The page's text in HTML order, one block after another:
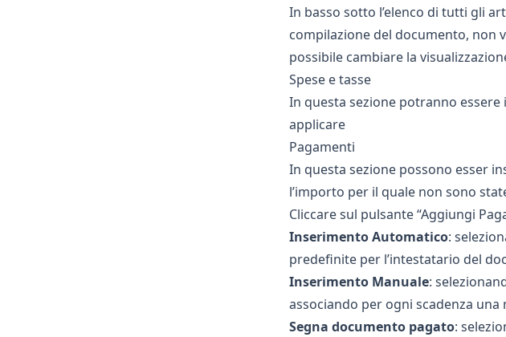
In basso sotto l’elenco di tutti gli
compilazione del documento, non
possibile cambiare la
Spese e tasse
In questa sezione potranno
applicare
Pagamenti
In questa sezione possono esser
l’importo per il quale non sono
Cliccare sul pulsante “Aggiungi
Inserimento Automatico:
predefinite per l’intestatario del
Inserimento Manuale:
associando per ogni scadenza
Segna documento pagato: